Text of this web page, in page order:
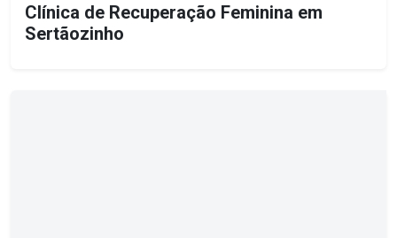
Clínica de Recuperação Feminina em
Sertãozinho